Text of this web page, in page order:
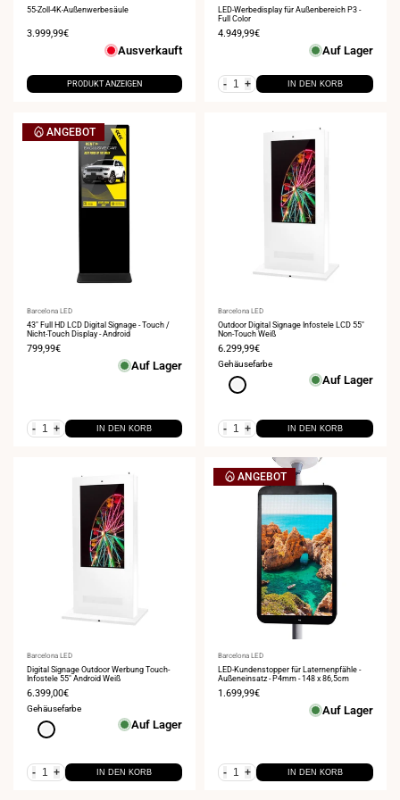
55-Zoll-4K-Außenwerbesäule
Verkaufspreis
3.999,99€
Ausverkauft
PRODUKT ANZEIGEN
LED-Werbedisplay für Außenbereich P3 -
Full Color
Verkaufspreis
4.949,99€
Auf Lager
- + IN DEN KORB
ANGEBOT
Anbieter:
Barcelona LED
43" Full HD LCD Digital Signage - Touch /
Nicht-Touch Display - Android
Verkaufspreis
799,99€
Auf Lager
- + IN DEN KORB
Anbieter:
Barcelona LED
Outdoor Digital Signage Infostele LCD 55"
Non-Touch Weiß
Verkaufspreis
6.299,99€
Gehäusefarbe
Weiß Auf Lager
- + IN DEN KORB
Anbieter:
Barcelona LED
Digital Signage Outdoor Werbung Touch-
Infostele 55" Android Weiß
Verkaufspreis
6.399,00€
Gehäusefarbe
Weiß Auf Lager
- + IN DEN KORB
ANGEBOT
Anbieter:
Barcelona LED
LED-Kundenstopper für Laternenpfähle -
Außeneinsatz - P4mm - 148 x 86,5cm
Verkaufspreis
1.699,99€
Auf Lager
- + IN DEN KORB